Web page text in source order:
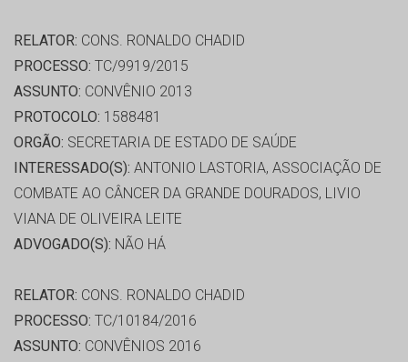
RELATOR: CONS. RONALDO CHADID
PROCESSO: TC/9919/2015
ASSUNTO: CONVÊNIO 2013
PROTOCOLO: 1588481
ORGÃO: SECRETARIA DE ESTADO DE SAÚDE
INTERESSADO(S): ANTONIO LASTORIA, ASSOCIAÇÃO DE
COMBATE AO CÂNCER DA GRANDE DOURADOS, LIVIO
VIANA DE OLIVEIRA LEITE
ADVOGADO(S): NÃO HÁ
RELATOR: CONS. RONALDO CHADID
PROCESSO: TC/10184/2016
ASSUNTO: CONVÊNIOS 2016